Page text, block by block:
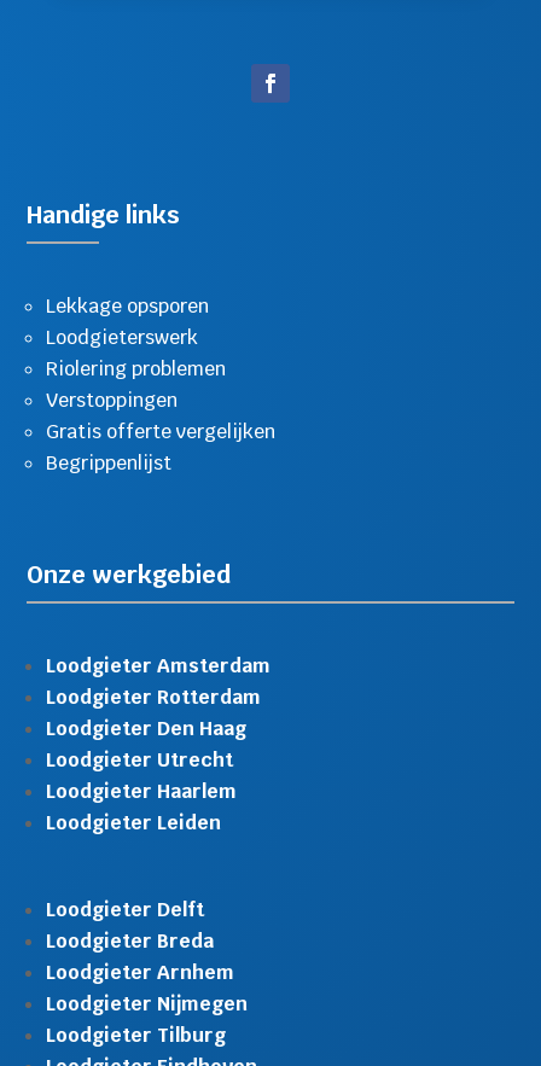
Handige links
Lekkage opsporen
Loodgieterswerk
Riolering problemen
Verstoppingen
Gratis offerte vergelijken
Begrippenlijst
Onze werkgebied
Loodgieter Amsterdam
Loodgieter Rotterdam
Loodgieter Den Haag
Loodgieter Utrecht
Loodgieter Haarlem
Loodgieter Leiden
Loodgieter Delft
Loodgieter Breda
Loodgieter Arnhem
Loodgieter Nijmegen
Loodgieter Tilburg